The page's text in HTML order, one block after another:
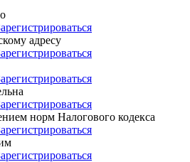
адресу
норм Налогового кодекса